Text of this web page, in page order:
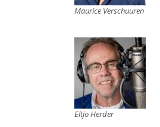
Maurice Verschuuren
Eltjo Herder